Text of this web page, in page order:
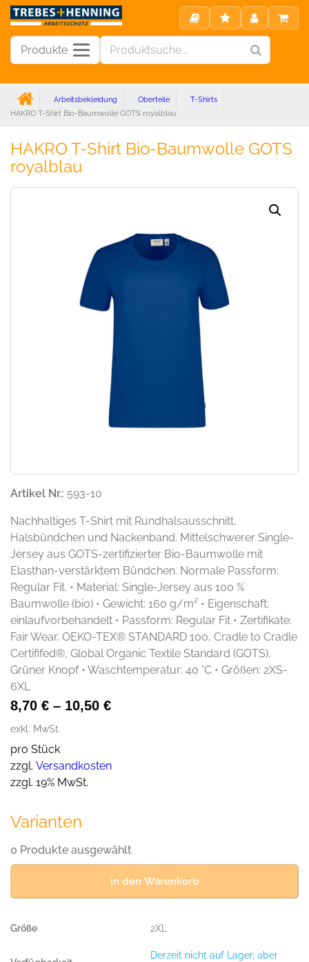
Produkte
Arbeitsbekleidung Oberteile
T-Shirts
HAKRO T-Shirt Bio-Baumwolle GOTS royalblau
HAKRO T-Shirt Bio-Baumwolle GOTS
royalblau
Artikel Nr.: 593-10
Nachhaltiges T-Shirt mit Rundhalsausschnitt,
Halsbündchen und Nackenband. Mittelschwerer Single-
Jersey aus GOTS-zertifizierter Bio-Baumwolle mit
Elasthan-verstärktem Bündchen. Normale Passform:
Regular Fit. • Material: Single-Jersey aus 100 %
Baumwolle (bio) • Gewicht: 160 g/m² • Eigenschaft:
einlaufvorbehandelt • Passform: Regular Fit • Zertifikate:
Fair Wear, OEKO-TEX® STANDARD 100, Cradle to Cradle
Certififed®, Global Organic Textile Standard (GOTS),
Grüner Knopf • Waschtemperatur: 40 °C • Größen: 2XS-
6XL
8,70 € – 10,50 €
exkl. MwSt.
pro Stück
zzgl. Versandkosten
zzgl. 19% MwSt.
Varianten
0 Produkte ausgewählt
in den Warenkorb
2XL
Derzeit nicht auf Lager, aber